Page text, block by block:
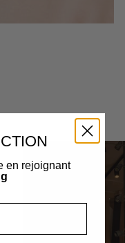
en rejoignant